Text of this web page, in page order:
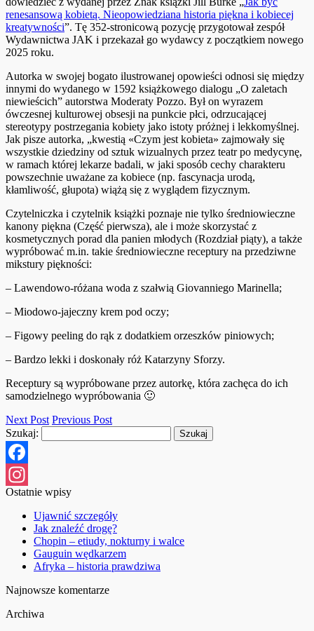
renesansową kobietą. Nieopowiedziana historia piękna i kobiecej
kreatywności”. Tę 352-stronicową pozycję przygotował zespół
Wydawnictwa JAK i przekazał go wydawcy z początkiem nowego
2025 roku.
Autorka w swojej bogato ilustrowanej opowieści odnosi się między
innymi do wydanego w 1592 książkowego dialogu „O zaletach
niewieścich” autorstwa Moderaty Pozzo. Był on wyrazem
ówczesnej kulturowej obsesji na punkcie płci, odrzucającej
stereotypy postrzegania kobiety jako istoty próżnej i lekkomyślnej.
Jak pisze autorka, „kwestią «Czym jest kobieta» zajmowały się
wszystkie dziedziny od sztuk wizualnych przez teatr po medycynę,
w ramach której lekarze badali, w jaki sposób cechy charakteru
powszechnie uważane za kobiece (np. fascynacja urodą,
kłamliwość, głupota) wiążą się z wyglądem fizycznym.
Czytelniczka i czytelnik książki poznaje nie tylko średniowieczne
kanony piękna (Część pierwsza), ale i może skorzystać z
kosmetycznych porad dla panien młodych (Rozdział piąty), a także
wypróbować m.in. takie średniowieczne receptury na przedziwne
mikstury piękności:
– Lawendowo-różana woda z szałwią Giovanniego Marinella;
– Miodowo-jajeczny krem pod oczy;
– Figowy peeling do rąk z dodatkiem orzeszków piniowych;
– Bardzo lekki i doskonały róż Katarzyny Sforzy.
Receptury są wypróbowane przez autorkę, która zachęca do ich
samodzielnego wypróbowania 🙂
Next Post Previous Post
Szukaj:
Facebook
Instagram
Ostatnie wpisy
Ujawnić szczegóły
Jak znaleźć drogę?
Chopin – etiudy, nokturny i walce
Gauguin wędkarzem
Afryka – historia prawdziwa
Najnowsze komentarze
Archiwa